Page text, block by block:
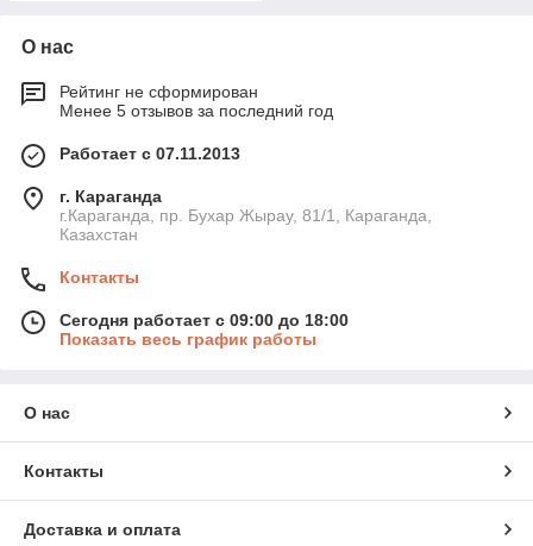
О нас
Рейтинг не сформирован
Менее 5 отзывов за последний год
Работает с 07.11.2013
г. Караганда
г.Караганда, пр. Бухар Жырау, 81/1, Караганда,
Казахстан
Контакты
Сегодня работает с 09:00 до 18:00
Показать весь график работы
О нас
Контакты
Доставка и оплата